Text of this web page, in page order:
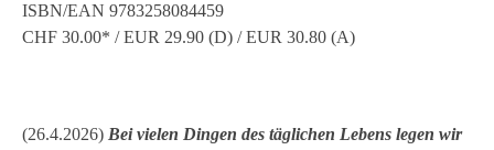
ISBN/EAN 9783258084459
CHF 30.00* / EUR 29.90 (D) / EUR 30.80 (A)
(26.4.2026) Bei vielen Dingen des täglichen Lebens legen wir